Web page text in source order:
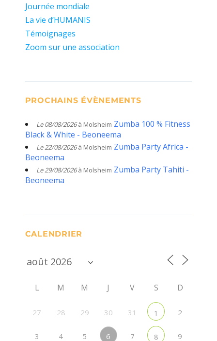
Journée mondiale
La vie d’HUMANIS
Témoignages
Zoom sur une association
PROCHAINS ÉVÈNEMENTS
Le 08/08/2026à Molsheim Zumba 100 % Fitness
Black & White - Beoneema
Le 22/08/2026à Molsheim Zumba Party Africa -
Beoneema
Le 29/08/2026à Molsheim Zumba Party Tahiti -
Beoneema
CALENDRIER
L M M J V S D
27 28 29 30 31 1 2
3 4 5 6 7 8 9